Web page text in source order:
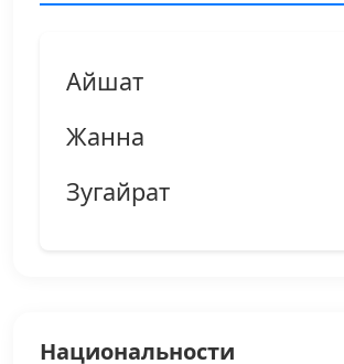
Айшат
Жанна
Зугайрат
Национальности